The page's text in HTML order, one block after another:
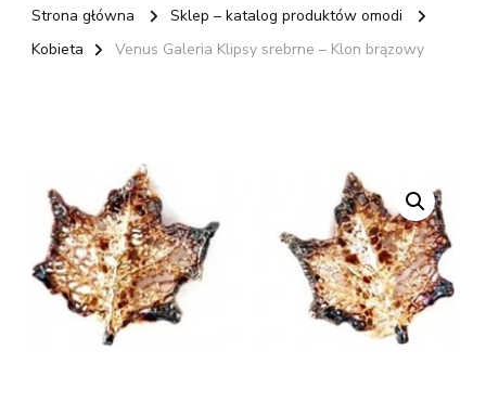
Strona główna
Sklep – katalog produktów omodi
Kobieta
Venus Galeria Klipsy srebrne – Klon brązowy